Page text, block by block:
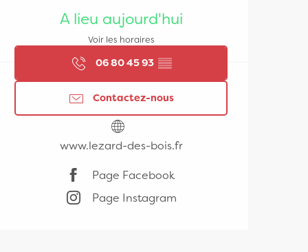
A lieu aujourd'hui
Voir les horaires
06 80 45 93 ▒▒
Contactez-nous
www.lezard-des-bois.fr
Page Facebook
Page Instagram